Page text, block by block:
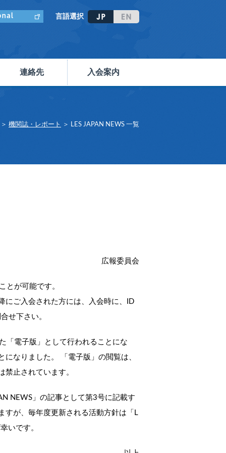
言語選択
連絡先 入会案内
機関誌・レポート ＞ LES JAPAN NEWS 一覧
広報委員会
とが可能です。
にご入会された方には、入会時に、ID
せ下さい。
「電子版」として行われることにな
なりました。 「電子版」の閲覧は、
止されています。
NEWS」の記事として第3号に記載す
すが、毎年度更新される活動方針は「L
いです。